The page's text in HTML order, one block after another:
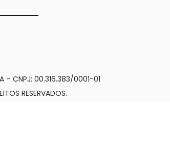
– CNPJ: 00.316.383/0001-01
RESERVADOS.